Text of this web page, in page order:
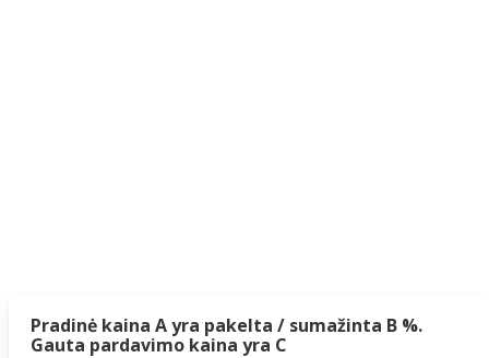
Pradinė kaina A yra pakelta / sumažinta B %.
Gauta pardavimo kaina yra C